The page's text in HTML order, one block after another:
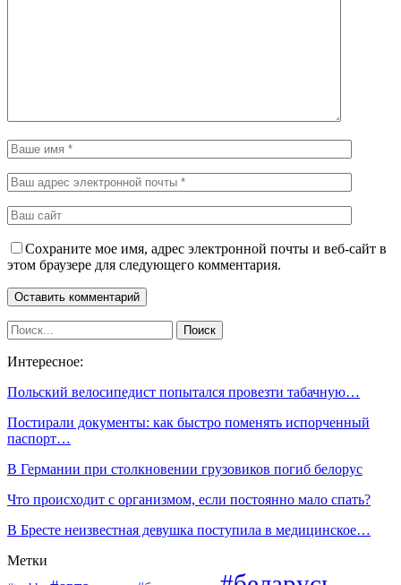
Сохраните мое имя, адрес электронной почты и веб-сайт в
этом браузере для следующего комментария.
Интересное:
Польский велосипедист попытался провезти табачную…
Постирали документы: как быстро поменять испорченный
паспорт…
В Германии при столкновении грузовиков погиб белорус
Что происходит с организмом, если постоянно мало спать?
В Бресте неизвестная девушка поступила в медицинское…
Метки